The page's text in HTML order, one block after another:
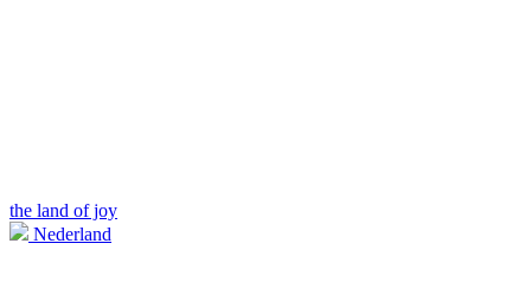
the land of joy
Nederland